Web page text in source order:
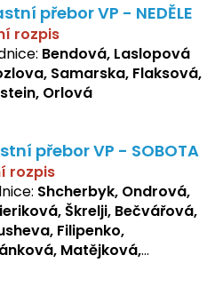
přebor VP - NEDĚLE
rozpis
Bendová, Laslopová
Samarska, Flaksová,
Orlová
přebor VP - SOBOTA
rozpis
Shcherbyk, Ondrová,
Škrelji, Bečvářová,
Filipenko,
Matějková,